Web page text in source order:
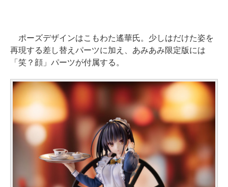
ポーズデザインはこもわた遙華氏。少しはだけた姿を
再現する差し替えパーツに加え、あみあみ限定版には
「笑？顔」パーツが付属する。